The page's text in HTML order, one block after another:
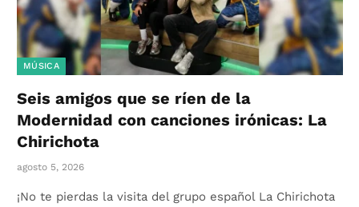
MÚSICA
Seis amigos que se ríen de la
Modernidad con canciones irónicas: La
Chirichota
agosto 5, 2026
¡No te pierdas la visita del grupo español La Chirichota